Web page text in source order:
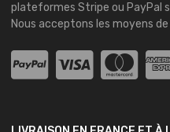
plateformes Stripe ou PayPal
Nous acceptons les moyens